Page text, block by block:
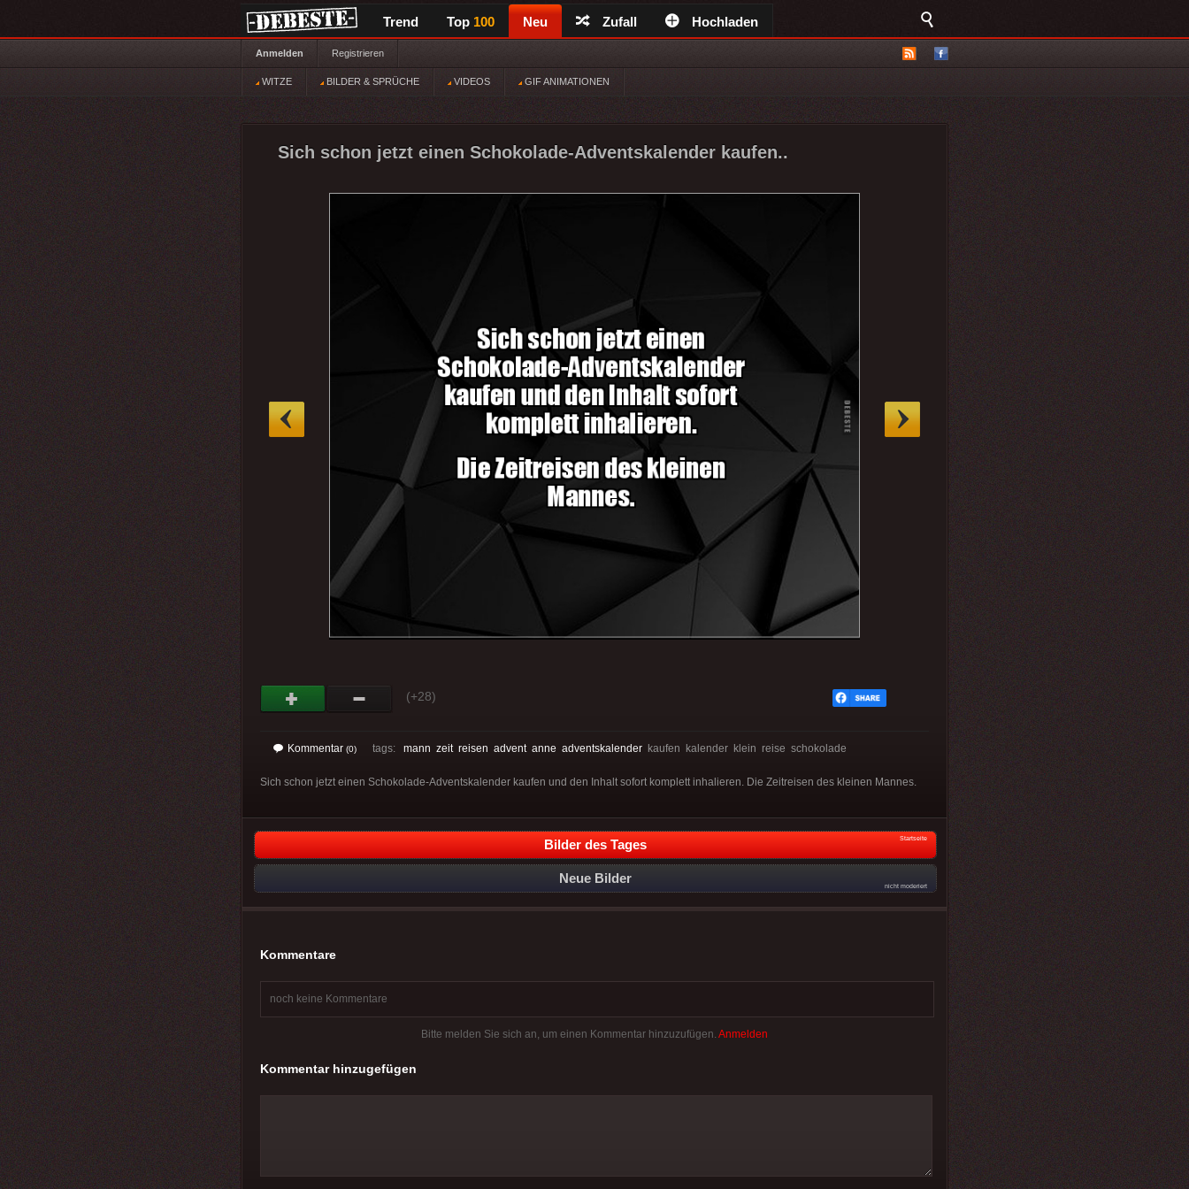
Trend Top 100 Neu Zufall Hochladen
Anmelden Registrieren
WITZE BILDER & SPRÜCHE VIDEOS GIF ANIMATIONEN
Sich schon jetzt einen Schokolade-Adventskalender kaufen..
(+28)
Kommentar (0) tags: mann zeit reisen advent anne adventskalender kaufen kalender klein reise schokolade
Sich schon jetzt einen Schokolade-Adventskalender kaufen und den Inhalt sofort komplett inhalieren. Die Zeitreisen des kleinen Mannes.
Bilder des Tages Startseite
Neue Bilder
nicht moderiert
Kommentare
noch keine Kommentare
Bitte melden Sie sich an, um einen Kommentar hinzuzufügen. Anmelden
Kommentar hinzugefügen